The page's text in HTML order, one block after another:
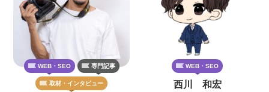
WEB・SEO 専門記事
取材・インタビュー
WEB・SEO
西川 和宏